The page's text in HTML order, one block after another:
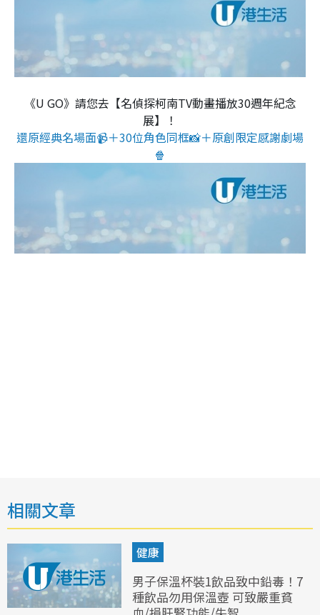
《U GO》請您去【名偵探柯南TV動畫播放30週年紀念
展】！
還原經典名場面📹＋30位角色同框📸＋原創限定感謝劇場
🍿
相關文章
健康
男子保溫杯裝1飲品致中鉛毒！7
種飲品勿用保溫壺 可致嚴重貧